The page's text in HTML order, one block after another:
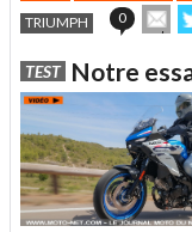
TRIUMPH
0
cet
à
un
ami
TEST Notre